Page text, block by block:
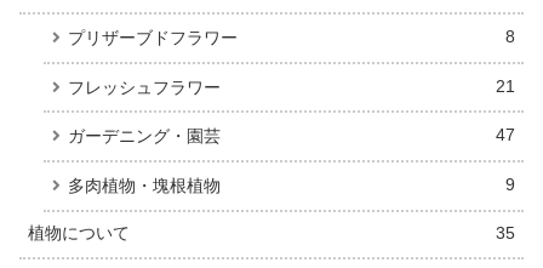
プリザーブドフラワー 8
フレッシュフラワー 21
ガーデニング・園芸 47
多肉植物・塊根植物 9
植物について 35